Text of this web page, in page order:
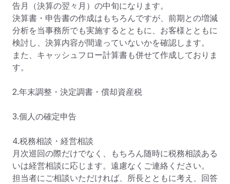
告月（決算の翌々月）の中旬になります。
決算書・申告書の作成はもちろんですが、前期との増減
分析を当事務所でも実施するとともに、お客様とともに
検討し、決算内容が間違っていないかを確認します。
また、キャッシュフロー計算書も併せて作成しておりま
す。
2.年末調整・決定調書・償却資産税
3.個人の確定申告
4.税務相談・経営相談
月次巡回の際だけでなく、もちろん随時に税務相談ある
いは経営相談に応じます。遠慮なくご連絡ください。
担当者にご相談いただければ、所長とともに考え、回答